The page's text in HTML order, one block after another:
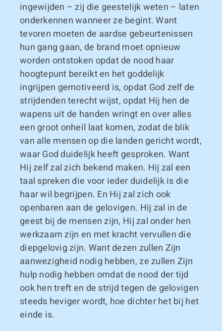
ingewijden – zij die geestelijk weten – laten
onderkennen wanneer ze begint. Want
tevoren moeten de aardse gebeurtenissen
hun gang gaan, de brand moet opnieuw
worden ontstoken opdat de nood haar
hoogtepunt bereikt en het goddelijk
ingrijpen gemotiveerd is, opdat God zelf de
strijdenden terecht wijst, opdat Hij hen de
wapens uit de handen wringt en over alles
een groot onheil laat komen, zodat de blik
van alle mensen op die landen gericht wordt,
waar God duidelijk heeft gesproken. Want
Hij zelf zal zich bekend maken. Hij zal een
taal spreken die voor ieder duidelijk is die
haar wil begrijpen. En Hij zal zich ook
openbaren aan de gelovigen. Hij zal in de
geest bij de mensen zijn, Hij zal onder hen
werkzaam zijn en met kracht vervullen die
diepgelovig zijn. Want dezen zullen Zijn
aanwezigheid nodig hebben, ze zullen Zijn
hulp nodig hebben omdat de nood der tijd
ook hen treft en de strijd tegen de gelovigen
steeds heviger wordt, hoe dichter het bij het
einde is.